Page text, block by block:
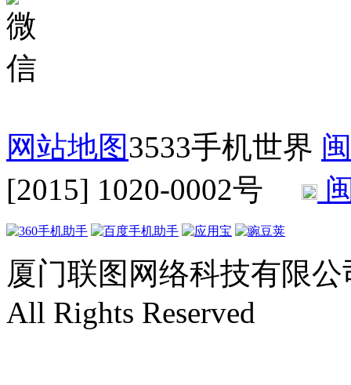
网站地图3533手机世界
[2015] 1020-0002号
厦门联图网络科技有限公
All Rights Reserved